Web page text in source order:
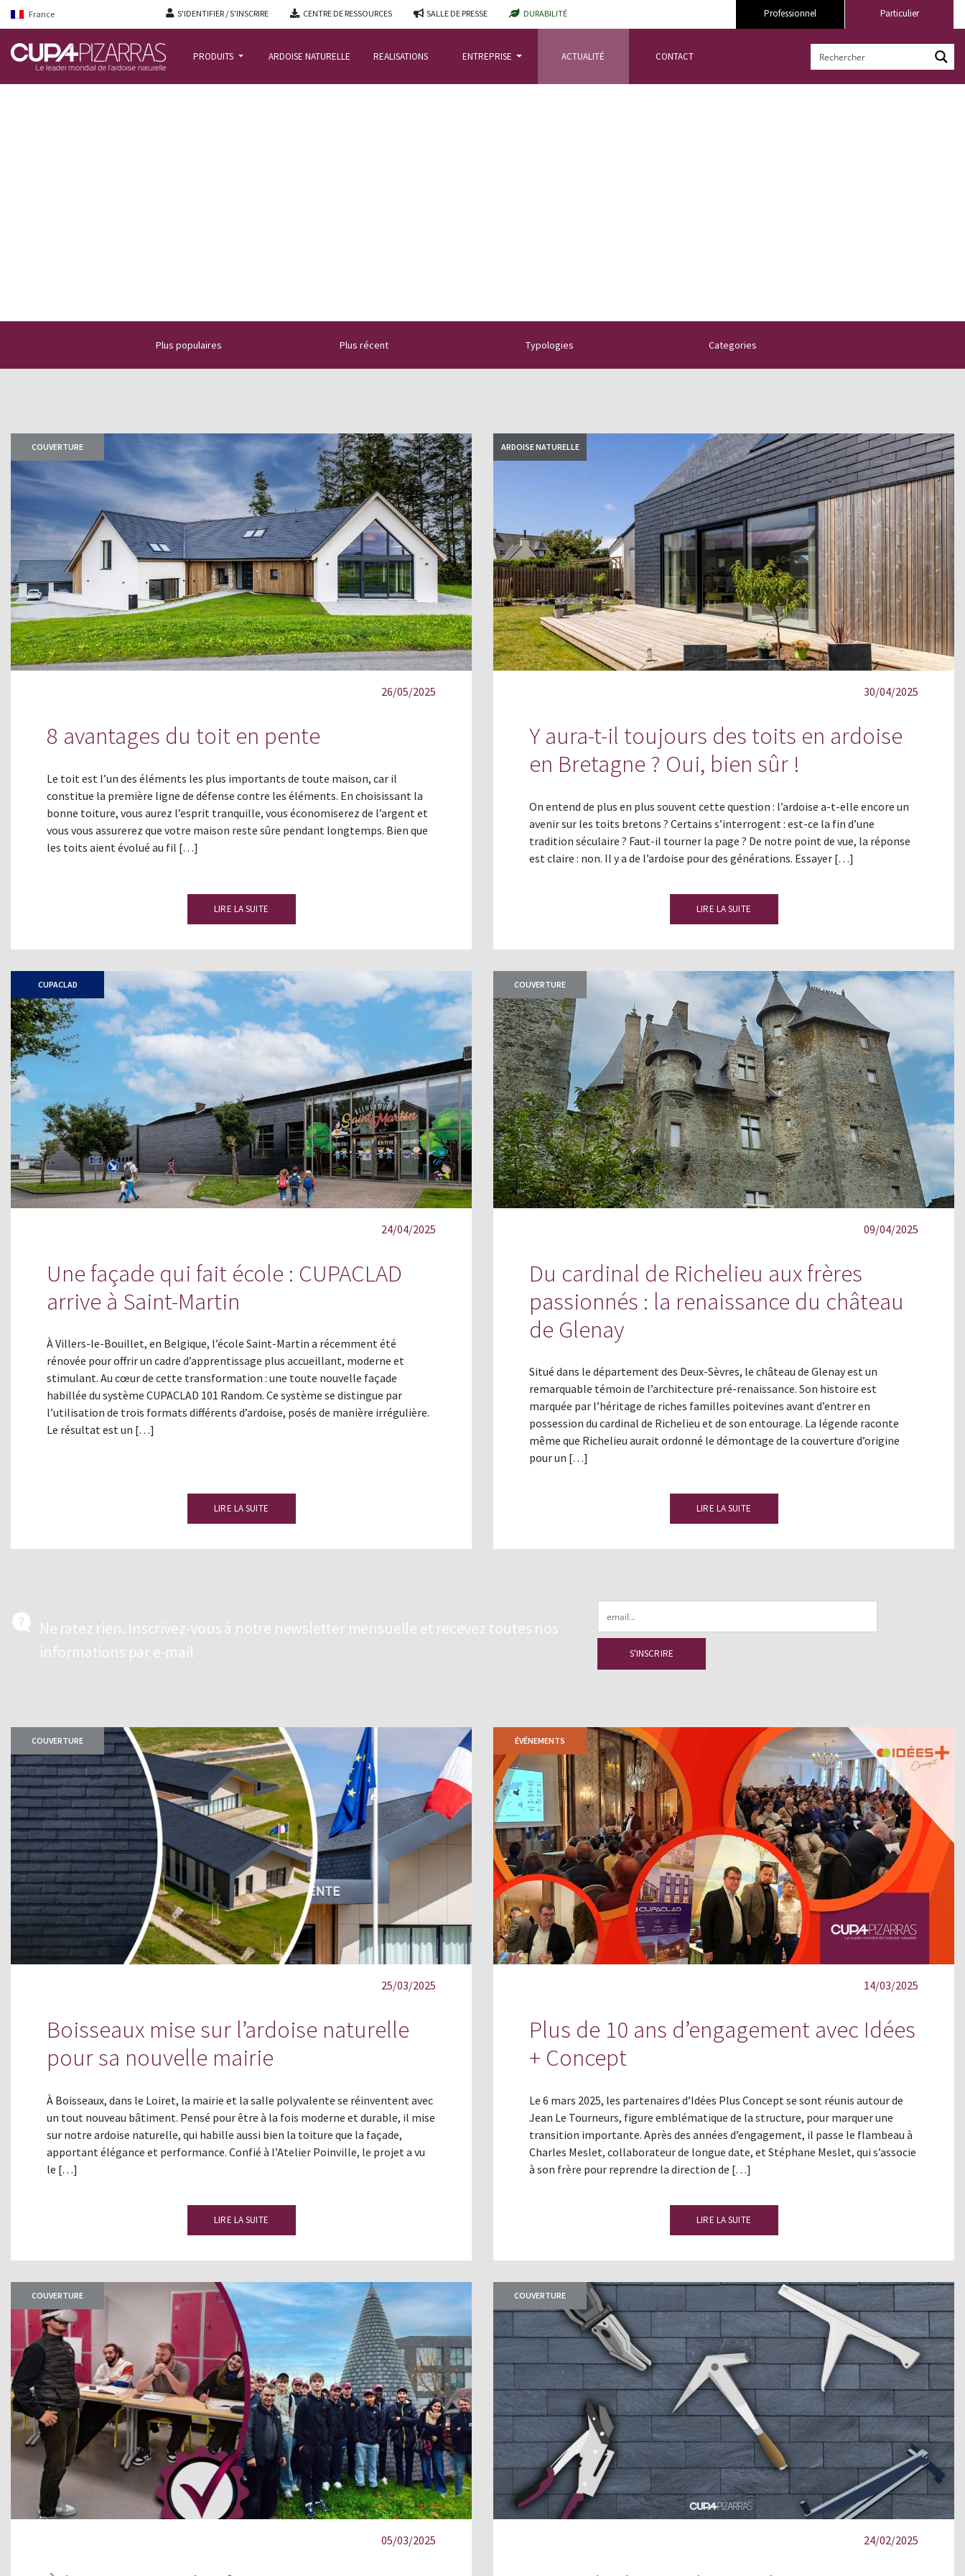
France S'IDENTIFIER / S'INSCRIRE CENTRE DE RESSOURCES SALLE DE PRESSE DURABILITÉ Particulier
Professionnel
PRODUITS ARDOISE NATURELLE REALISATIONS ENTREPRISE ACTUALITÉ CONTACT
Découvrez l’actualité de l’ardoise naturelle :
nouvelles les plus importantes, des trucs et astuces
sur la pose d'une toiture en ardoises ...
Plus populaires Plus récent Typologies Categories
COUVERTURE
26/05/2025
8 avantages du toit en pente
Le toit est l’un des éléments les plus importants de toute maison, car il
constitue la première ligne de défense contre les éléments. En choisissant la
bonne toiture, vous aurez l’esprit tranquille, vous économiserez de l’argent et
vous vous assurerez que votre maison reste sûre pendant longtemps. Bien que
les toits aient évolué au fil […]
LIRE LA SUITE
ARDOISE NATURELLE
30/04/2025
Y aura-t-il toujours des toits en ardoise
en Bretagne ? Oui, bien sûr !
On entend de plus en plus souvent cette question : l’ardoise a-t-elle encore un
avenir sur les toits bretons ? Certains s’interrogent : est-ce la fin d’une
tradition séculaire ? Faut-il tourner la page ? De notre point de vue, la réponse
est claire : non. Il y a de l’ardoise pour des générations. Essayer […]
LIRE LA SUITE
CUPACLAD
24/04/2025
Une façade qui fait école : CUPACLAD
arrive à Saint-Martin
À Villers-le-Bouillet, en Belgique, l’école Saint-Martin a récemment été
rénovée pour offrir un cadre d’apprentissage plus accueillant, moderne et
stimulant. Au cœur de cette transformation : une toute nouvelle façade
habillée du système CUPACLAD 101 Random. Ce système se distingue par
l’utilisation de trois formats différents d’ardoise, posés de manière irrégulière.
Le résultat est un […]
LIRE LA SUITE
COUVERTURE
09/04/2025
Du cardinal de Richelieu aux frères
passionnés : la renaissance du château
de Glenay
Situé dans le département des Deux-Sèvres, le château de Glenay est un
remarquable témoin de l’architecture pré-renaissance. Son histoire est
marquée par l’héritage de riches familles poitevines avant d’entrer en
possession du cardinal de Richelieu et de son entourage. La légende raconte
même que Richelieu aurait ordonné le démontage de la couverture d’origine
pour un […]
LIRE LA SUITE
Ne ratez rien. Inscrivez-vous à notre newsletter mensuelle et recevez toutes nos
informations par e-mail
COUVERTURE
25/03/2025
Boisseaux mise sur l’ardoise naturelle
pour sa nouvelle mairie
À Boisseaux, dans le Loiret, la mairie et la salle polyvalente se réinventent avec
un tout nouveau bâtiment. Pensé pour être à la fois moderne et durable, il mise
sur notre ardoise naturelle, qui habille aussi bien la toiture que la façade,
apportant élégance et performance. Confié à l’Atelier Poinville, le projet a vu
le […]
LIRE LA SUITE
ÉVÉNEMENTS
14/03/2025
Plus de 10 ans d’engagement avec Idées
+ Concept
Le 6 mars 2025, les partenaires d’Idées Plus Concept se sont réunis autour de
Jean Le Tourneurs, figure emblématique de la structure, pour marquer une
transition importante. Après des années d’engagement, il passe le flambeau à
Charles Meslet, collaborateur de longue date, et Stéphane Meslet, qui s’associe
à son frère pour reprendre la direction de […]
LIRE LA SUITE
COUVERTURE
05/03/2025
COUVERTURE
24/02/2025